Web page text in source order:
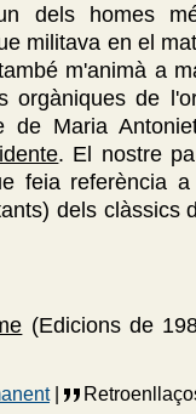
dels homes
militava en el
m'animà a
de
Maria
. El nostre
feia referència
dels clàssics
(Edicions de
|